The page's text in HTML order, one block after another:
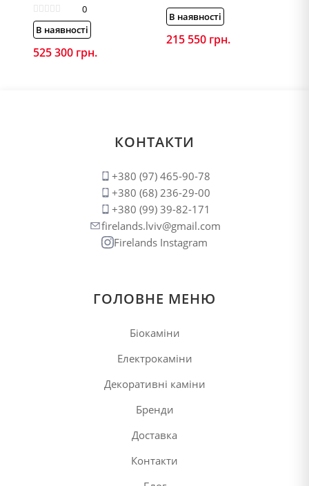
0
В наявності
525 300 грн.
В наявності
215 550 грн.
КОНТАКТИ
+380 (97) 465-90-78
+380 (68) 236-29-00
+380 (99) 39-82-171
firelands.lviv@gmail.com
Firelands Instagram
ГОЛОВНЕ МЕНЮ
Біокаміни
Електрокаміни
Декоративні каміни
Бренди
Доставка
Контакти